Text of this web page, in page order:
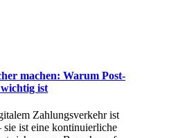
machen: Warum Post-
ist
Zahlungsverkehr ist
sie ist eine kontinuierliche